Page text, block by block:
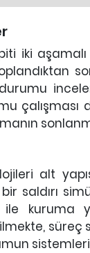
iki
çalışması
alt
saldırı
ile kuruma
süreç